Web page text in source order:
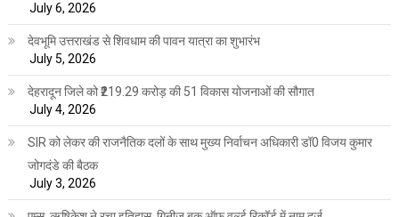
July 6, 2026
देवभूमि उत्तराखंड से शिवधाम की पावन यात्रा का शुभारंभ
July 5, 2026
देहरादून जिले को ₹219.29 करोड़ की 51 विकास योजनाओं की सौगात
July 4, 2026
SIR को लेकर की राजनैतिक दलों के साथ मुख्य निर्वाचन अधिकारी डॉ0 विजय कुमार
जोगदंडे की बैठक
July 3, 2026